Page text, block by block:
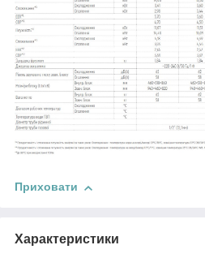
Приховати
Характеристики